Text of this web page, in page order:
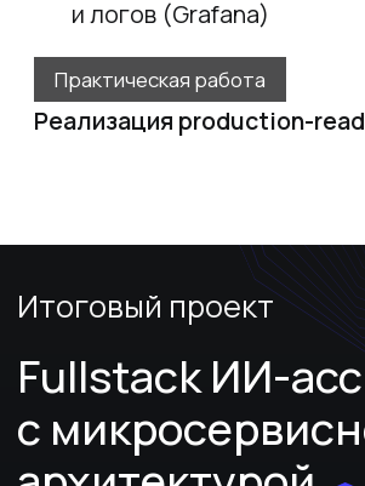
ООО «Хекслет Рус
108813, г. Москва, вн.тер.г. поселение Московский,
г. Московский, ул. Солнечная,д. 3А, стр. 1, помещ. 20Б/3
ОГРН 1217300010476